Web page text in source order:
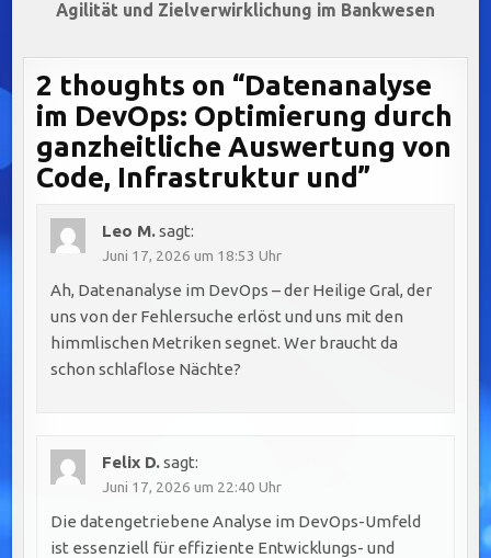
Agilität und Zielverwirklichung im Bankwesen
2 thoughts on “Datenanalyse
im DevOps: Optimierung durch
ganzheitliche Auswertung von
Code, Infrastruktur und”
Leo M.sagt:
Juni 17, 2026 um 18:53 Uhr
Ah, Datenanalyse im DevOps – der Heilige Gral, der
uns von der Fehlersuche erlöst und uns mit den
himmlischen Metriken segnet. Wer braucht da
schon schlaflose Nächte?
Felix D.sagt:
Juni 17, 2026 um 22:40 Uhr
Die datengetriebene Analyse im DevOps-Umfeld
ist essenziell für effiziente Entwicklungs- und